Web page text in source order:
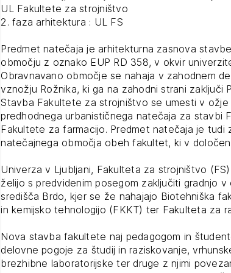
Za
UL Fakultete za strojništvo
2. faza arhitektura : UL FS
Predmet natečaja je arhitekturna zasnova
območju z oznako EUP RD 358, v okvir
Obravnavano območje se nahaja v zahodnem
vznožju Rožnika, ki ga na zahodni strani zaključi
Stavba Fakultete za strojništvo se umesti v
predhodnega urbanističnega natečaja za stavbi
Fakultete za farmacijo. Predmet natečaja je tudi
natečajnega območja obeh fakultet, ki v
Univerza v Ljubljani, Fakulteta za strojništvo
želijo s predvidenim posegom zaključiti gradnjo
središča Brdo, kjer se že nahajajo Biotehniška
in kemijsko tehnologijo (FKKT) ter Fakulteta za
Nova stavba fakultete naj pedagogom in
delovne pogoje za študij in raziskovanje,
brezhibne laboratorijske ter druge z njimi